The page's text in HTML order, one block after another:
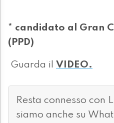
* candidato al Gran
(PPD)
Guarda il VIDEO.
Resta connesso con
siamo anche su